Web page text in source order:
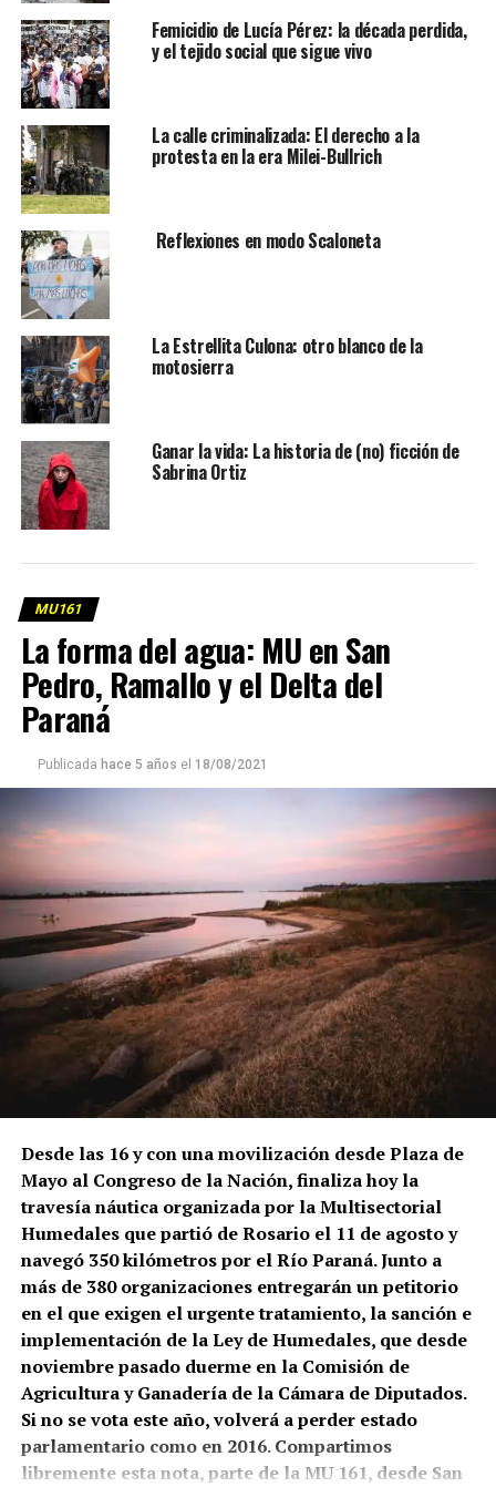
Femicidio de Lucía Pérez: la década perdida,
y el tejido social que sigue vivo
La calle criminalizada: El derecho a la
protesta en la era Milei-Bullrich
Reflexiones en modo Scaloneta
La Estrellita Culona: otro blanco de la
motosierra
Ganar la vida: La historia de (no) ficción de
Sabrina Ortiz
MU161
La forma del agua: MU en San
Pedro, Ramallo y el Delta del
Paraná
Publicada hace 5 años el 18/08/2021
Desde las 16 y con una movilización desde Plaza de
Mayo al Congreso de la Nación, finaliza hoy la
travesía náutica organizada por la Multisectorial
Humedales que partió de Rosario el 11 de agosto y
navegó 350 kilómetros por el Río Paraná. Junto a
más de 380 organizaciones entregarán un petitorio
en el que exigen el urgente tratamiento, la sanción e
implementación de la Ley de Humedales, que desde
noviembre pasado duerme en la Comisión de
Agricultura y Ganadería de la Cámara de Diputados.
Si no se vota este año, volverá a perder estado
parlamentario como en 2016. Compartimos
libremente esta nota, parte de la MU 161, desde San